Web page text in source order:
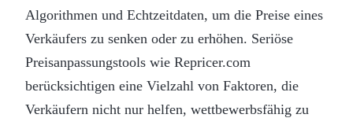
Algorithmen und Echtzeitdaten, um die Preise eines
Verkäufers zu senken oder zu erhöhen. Seriöse
Preisanpassungstools wie Repricer.com
berücksichtigen eine Vielzahl von Faktoren, die
Verkäufern nicht nur helfen, wettbewerbsfähig zu